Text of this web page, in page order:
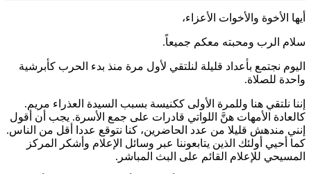
أيها الأخوة والأخوات الأعزاء،
سلام الرب ومحبته معكم جميعاً.
اليوم نجتمع بأعداد قليلة لنلتقي لأول مرة منذ بدء الحرب كأبرشية
واحدة للصلاة.
إننا نلتقي هنا وللمرة الأولى ككنيسة بسبب السيدة العذراء مريم.
كالعادة الأمهات هنَّ اللواتي قادرات على جمع الأسرة. يجب أن أقول
إنني مندهش قليلا من عدد الحاضرين، كنا نتوقع عددا أقل من الناس.
كما أحيي أولئك الذين يتابعوننا عبر وسائل الإعلام وأشكر المركز
المسيحي للإعلام القائم على البث المباشر.